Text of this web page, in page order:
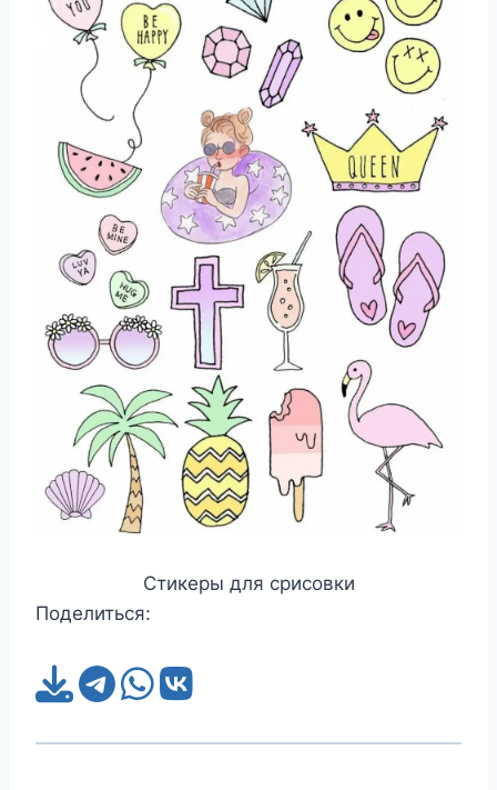
Стикеры для срисовки
Поделиться: